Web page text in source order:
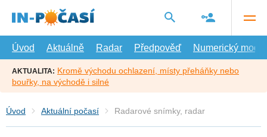
hlavní
Úvod
Aktuálně Radar Předpověď Numerický model
AKTUALITA: Kromě východu ochlazení, místy přeháňky nebo
bouřky, na východě i silné
Úvod Aktuální počasí Radarové snímky, radar